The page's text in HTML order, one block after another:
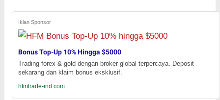
Iklan Sponsor
Bonus Top-Up 10% Hingga $5000
Trading forex & gold dengan broker global terpercaya. Deposit
sekarang dan klaim bonus eksklusif.
hfmtrade-ind.com